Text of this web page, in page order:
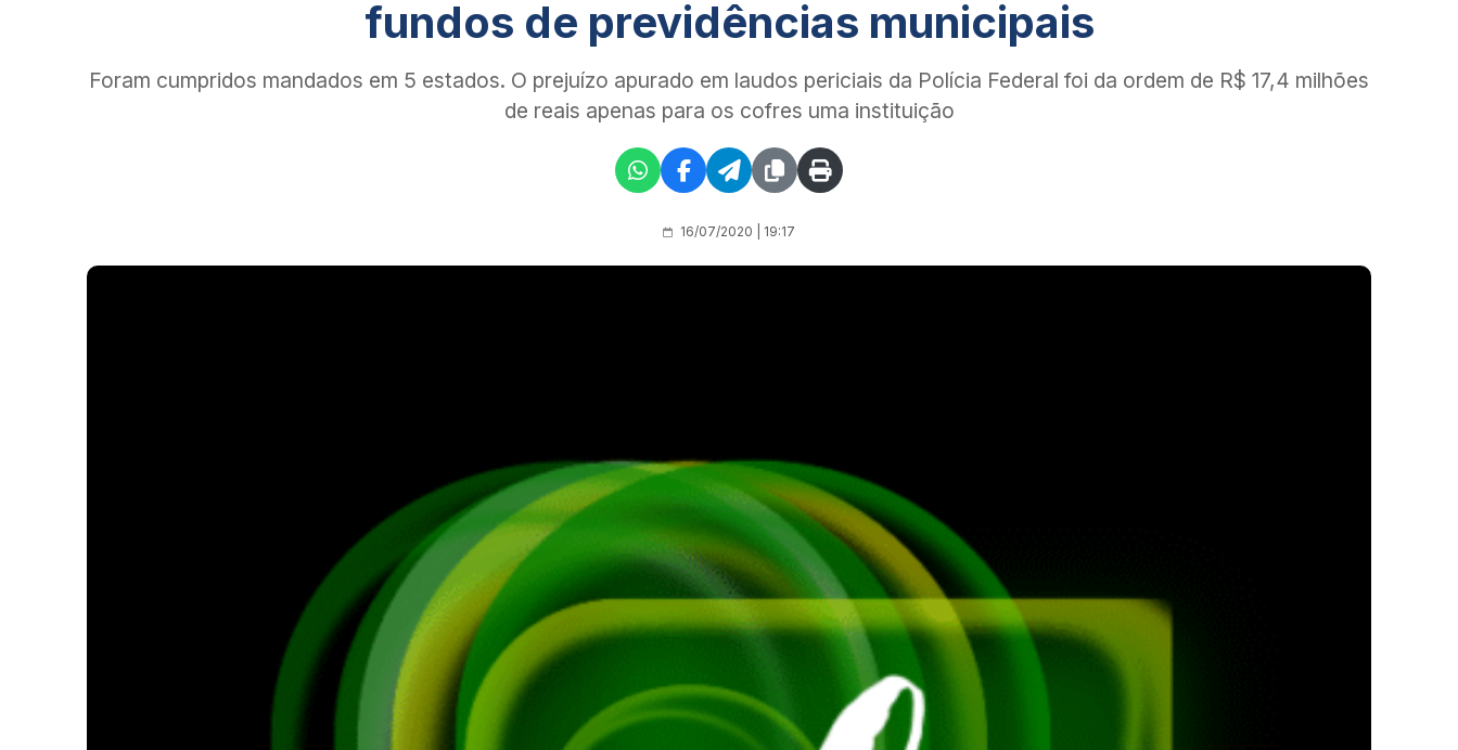
fundos de previdências municipais
Foram cumpridos mandados em 5 estados. O prejuízo apurado em laudos periciais da Polícia Federal foi da ordem de R$ 17,4 milhões
de reais apenas para os cofres uma instituição
16/07/2020 | 19:17